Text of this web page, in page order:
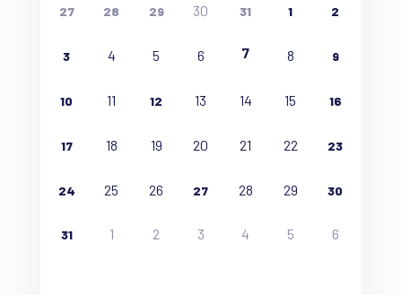
27 28 29 30 31 1 2
3 4 5 6 7 8 9
10 11 12 13 14 15 16
17 18 19 20 21 22 23
24 25 26 27 28 29 30
31 1 2 3 4 5 6